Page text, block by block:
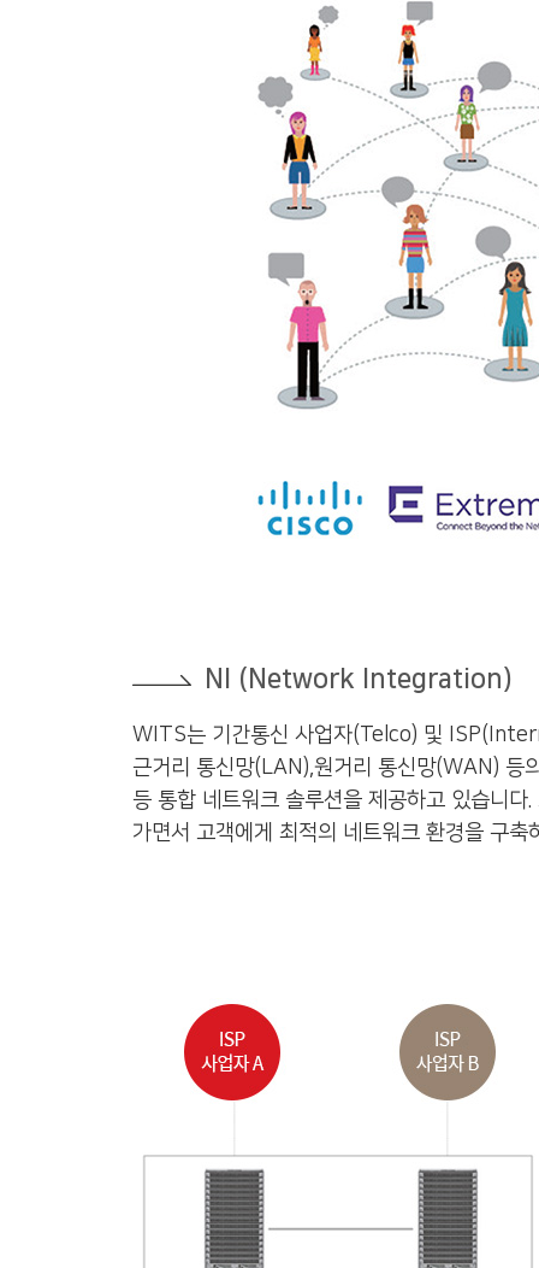
NI (Network Integration)
WITS는 기간통신 사업자(Telco) 및
근거리 통신망(LAN),원거리 통신망(WAN) 등
등 통합 네트워크 솔루션을 제공하고 있습니
가면서 고객에게 최적의 네트워크 환경을 구